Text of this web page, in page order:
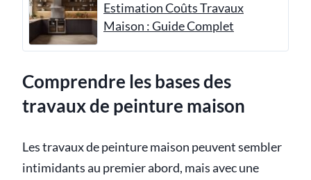
Estimation Coûts Travaux
Maison : Guide Complet
Comprendre les bases des
travaux de peinture maison
Les travaux de peinture maison peuvent sembler
intimidants au premier abord, mais avec une